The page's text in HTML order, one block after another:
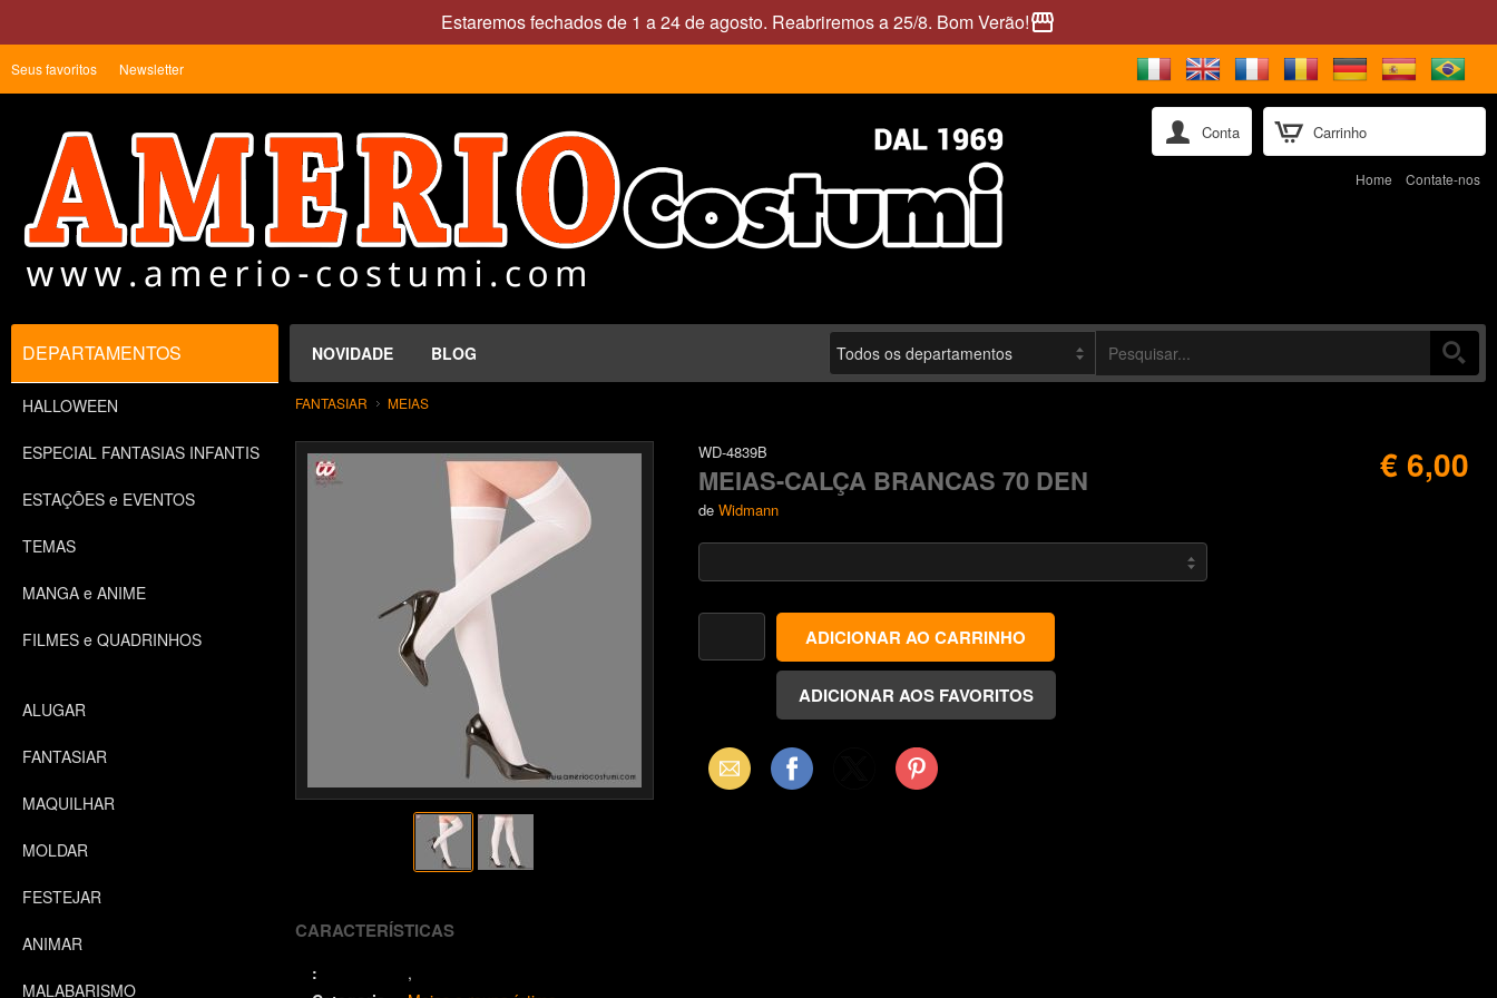
Estaremos fechados de 1 a 24 de agosto. Reabriremos a 25/8. Bom Verão!storefront
Carrinho
Seus favoritos Newsletter
Conta
Home Contate-nos
NOVIDADE BLOG
DEPARTAMENTOS
HALLOWEEN
ESPECIAL FANTASIAS INFANTIS
ESTAÇÕES e EVENTOS
TEMAS
MANGA e ANIME
FILMES e QUADRINHOS
ALUGAR
FANTASIAR
MAQUILHAR
MOLDAR
FESTEJAR
ANIMAR
MALABARISMO
FANTASIAR MEIAS
WD-4839B
MEIAS-CALÇA BRANCAS 70 DEN
de Widmann
€ 6,00
Email Facebook Pinterest
CARACTERÍSTICAS
: